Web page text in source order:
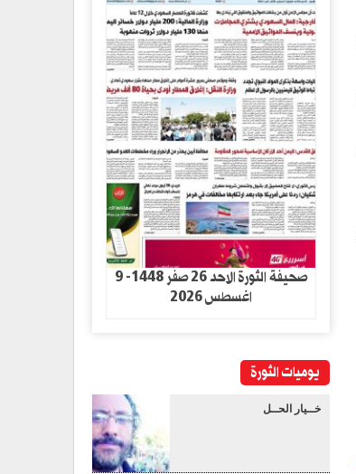
صحيفة الثورة الاحد 26 صفر 1448- 9
اغسطس 2026
يوميات الثورة
خــيار الحــل